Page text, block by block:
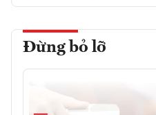
Đừng bỏ lỡ